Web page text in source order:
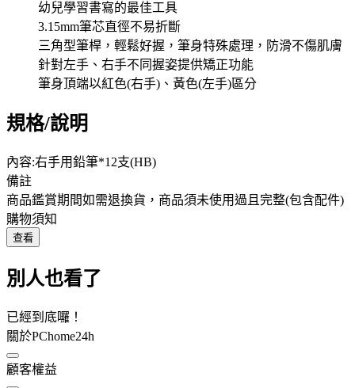
幼兒學習書寫的最佳工具
3.15mm筆芯直徑不易折斷
三角型筆桿，輕鬆好握，筆身特殊處理，防滑不傷肌膚
針對左手、右手不同握姿提供矯正功能
筆身頂端以紅色(右手)、黃色(左手)區分
規格/說明
內容:右手用鉛筆*12支(HB)
備註
商品鑑賞期間如需退換貨，商品須未使用過且完整(包含配件)
購物須知
查看
別人也看了
已經到底囉！
關於PChome24h
顧客權益